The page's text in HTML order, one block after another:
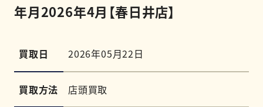
LINE査定を申し込む
年月2026年4月【春日井店】
買取日 2026年05月22日
買取方法 店頭買取